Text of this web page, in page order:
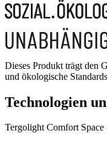
Dieses Produkt trägt den
und ökologische
Technologien
Tergolight Comfort Space